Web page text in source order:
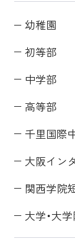
幼稚園
初等部
中学部
高等部
千里国際
大阪イン
関西学院
大学・大